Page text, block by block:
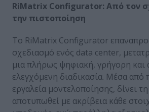
RiMatrix Configurator: Από τον
την πιστοποίηση
Το RiMatrix Configurator
σχεδιασμό ενός data center,
μια πλήρως ψηφιακή, γρήγορη και
ελεγχόμενη διαδικασία. Μέσα από
εργαλεία μοντελοποίησης, δίνει
αποτυπωθεί με ακρίβεια κάθε